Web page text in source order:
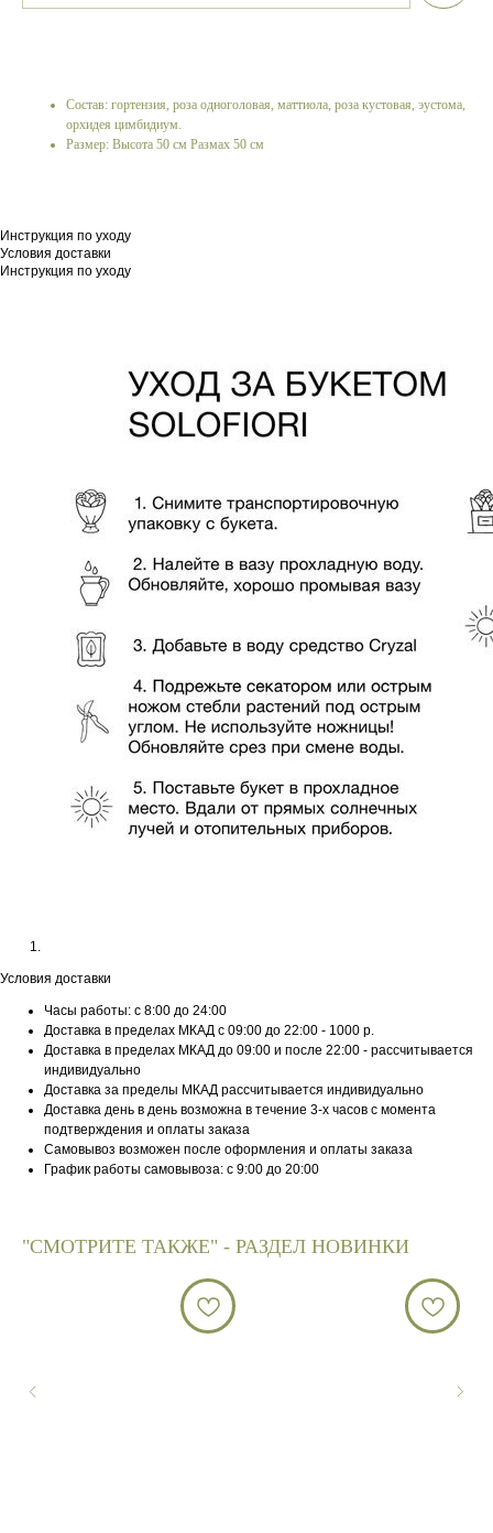
Состав: гортензия, роза одноголовая, маттиола, роза кустовая, эустома,
орхидея цимбидиум.
Размер: Высота 50 см Размах 50 см
Инструкция по уходу
Условия доставки
Инструкция по уходу
Условия доставки
Часы работы: с 8:00 до 24:00
Доставка в пределах МКАД с 09:00 до 22:00 - 1000 р.
Доставка в пределах МКАД до 09:00 и после 22:00 - рассчитывается
индивидуально
Доставка за пределы МКАД рассчитывается индивидуально
Доставка день в день возможна в течение 3-х часов с момента
подтверждения и оплаты заказа
Самовывоз возможен после оформления и оплаты заказа
График работы самовывоза: с 9:00 до 20:00
"СМОТРИТЕ ТАКЖЕ" - РАЗДЕЛ НОВИНКИ